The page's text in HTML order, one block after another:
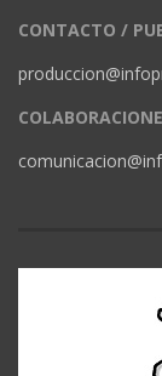
CONTACTO /